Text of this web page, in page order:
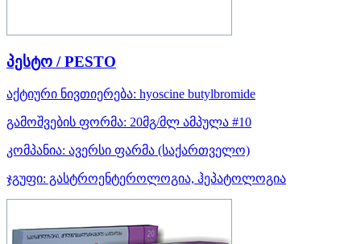
პესტო / PESTO
აქტიური ნივთიერება: hyoscine butylbromide
გამოშვების ფორმა: 20მგ/მლ ამპულა #10
კომპანია: ავერსი ფარმა (საქართველო)
ჯგუფი: გასტროენტეროლოგია, ჰეპატოლოგია